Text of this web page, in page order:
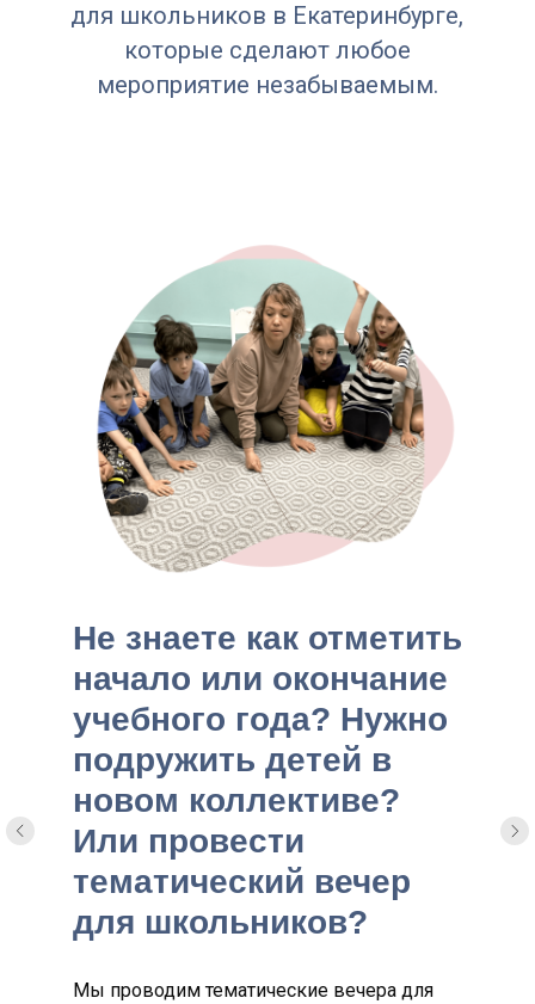
для школьников в Екатеринбурге,
которые сделают любое
мероприятие незабываемым.
Не знаете как отметить
начало или окончание
учебного года? Нужно
подружить детей в
новом коллективе?
Или провести
тематический вечер
для школьников?
Мы проводим тематические вечера для